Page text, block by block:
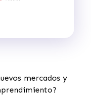
mercados y